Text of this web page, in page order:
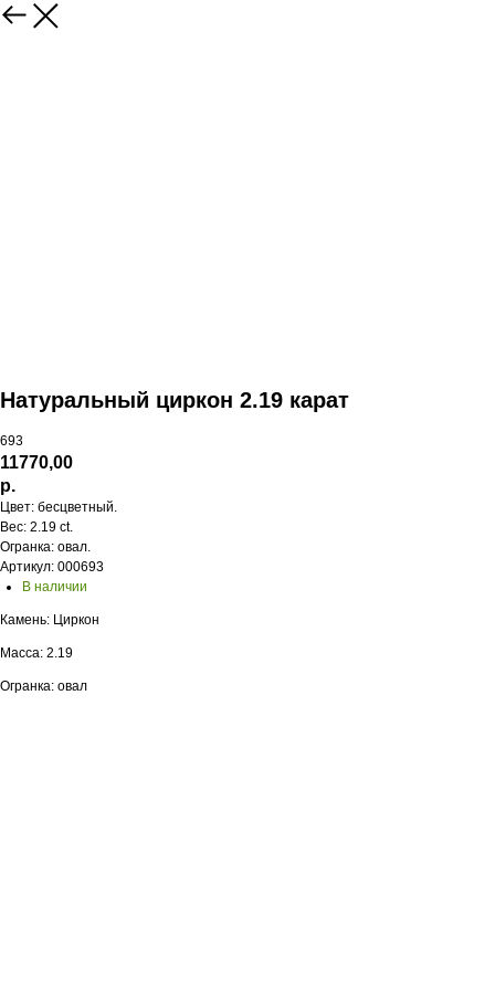
Натуральный циркон 2.19 карат
693
11770,00
р.
Цвет: бесцветный.
Вес: 2.19 ct.
Огранка: овал.
Артикул: 000693
В наличии
Камень: Циркон
Масса: 2.19
Огранка: овал